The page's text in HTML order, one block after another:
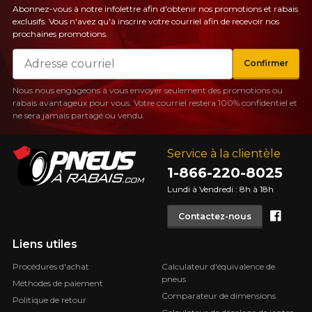
Service à la clientèle
1-866-220-8025
Lundi à Vendredi : 8h à 18h
Contactez-nous
Liens utiles
Procédures d'achat
Méthodes de paiement
Politique de retour
Calculateur d'équivalence de
pneus
Comparateur de dimensions
Abonnez-vous à notre infolettre afin d'obtenir nos promotions et rabais
exclusifs. Vous n'avez qu'à inscrire votre courriel afin de recevoir nos
prochaines promotions.
Courriel
Confirmer
Nous nous engageons à vous envoyer seulement des promotions ou
rabais avantageux pour vous. Votre courriel restera 100% confidentiel et
ne sera jamais partagé ou vendu.